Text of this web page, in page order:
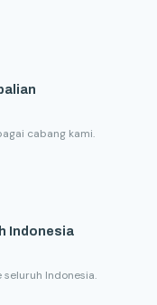
cabang kami.
Indonesia
Indonesia.